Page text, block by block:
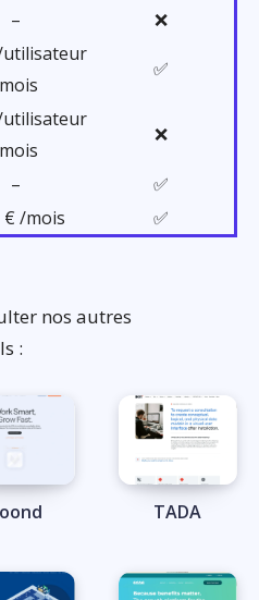
– ❌
utilisateur
✅
utilisateur
❌
–
✅
€ /mois ✅
nos autres
:
TADA